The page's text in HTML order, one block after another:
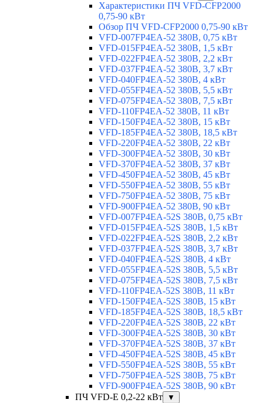
Характеристики ПЧ VFD-CFP2000
0,75-90 кВт
Обзор ПЧ VFD-CFP2000 0,75-90 кВт
VFD-007FP4EA-52 380В, 0,75 кВт
VFD-015FP4EA-52 380В, 1,5 кВт
VFD-022FP4EA-52 380В, 2,2 кВт
VFD-037FP4EA-52 380В, 3,7 кВт
VFD-040FP4EA-52 380В, 4 кВт
VFD-055FP4EA-52 380В, 5,5 кВт
VFD-075FP4EA-52 380В, 7,5 кВт
VFD-110FP4EA-52 380В, 11 кВт
VFD-150FP4EA-52 380В, 15 кВт
VFD-185FP4EA-52 380В, 18,5 кВт
VFD-220FP4EA-52 380В, 22 кВт
VFD-300FP4EA-52 380В, 30 кВт
VFD-370FP4EA-52 380В, 37 кВт
VFD-450FP4EA-52 380В, 45 кВт
VFD-550FP4EA-52 380В, 55 кВт
VFD-750FP4EA-52 380В, 75 кВт
VFD-900FP4EA-52 380В, 90 кВт
VFD-007FP4EA-52S 380В, 0,75 кВт
VFD-015FP4EA-52S 380В, 1,5 кВт
VFD-022FP4EA-52S 380В, 2,2 кВт
VFD-037FP4EA-52S 380В, 3,7 кВт
VFD-040FP4EA-52S 380В, 4 кВт
VFD-055FP4EA-52S 380В, 5,5 кВт
VFD-075FP4EA-52S 380В, 7,5 кВт
VFD-110FP4EA-52S 380В, 11 кВт
VFD-150FP4EA-52S 380В, 15 кВт
VFD-185FP4EA-52S 380В, 18,5 кВт
VFD-220FP4EA-52S 380В, 22 кВт
VFD-300FP4EA-52S 380В, 30 кВт
VFD-370FP4EA-52S 380В, 37 кВт
VFD-450FP4EA-52S 380В, 45 кВт
VFD-550FP4EA-52S 380В, 55 кВт
VFD-750FP4EA-52S 380В, 75 кВт
VFD-900FP4EA-52S 380В, 90 кВт
ПЧ VFD-E 0,2-22 кВт
▼